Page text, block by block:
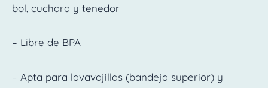
bol, cuchara y tenedor
– Libre de BPA
– Apta para lavavajillas (bandeja superior) y